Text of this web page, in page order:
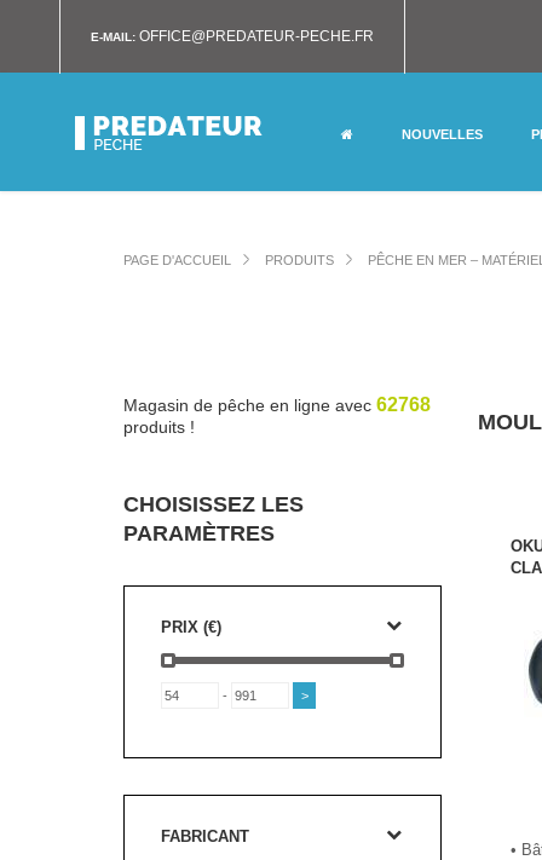
E-MAIL: OFFICE@PREDATEUR-PECHE.FR
NOUVELLES
PAGE D'ACCUEIL PRODUITS PÊCHE EN MER –
•
Magasin de pêche en ligne avec 62768
produits !
CHOISISSEZ LES
PARAMÈTRES
PRIX (€)
-
FABRICANT